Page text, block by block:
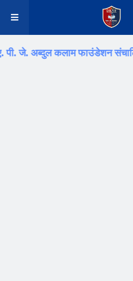
कलाम फाउंडेशन संचालित